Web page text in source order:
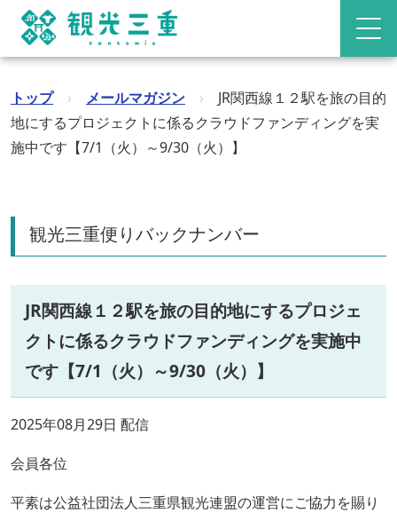
トップ › メールマガジン ›
JR関西線１２駅を旅の目的
地にするプロジェクトに係るクラウドファンディングを実
施中です【7/1（火）～9/30（火）】
観光三重便りバックナンバー
JR関西線１２駅を旅の目的地にするプロジェ
クトに係るクラウドファンディングを実施中
です【7/1（火）～9/30（火）】
2025年08月29日 配信
会員各位
平素は公益社団法人三重県観光連盟の運営にご協力を賜り